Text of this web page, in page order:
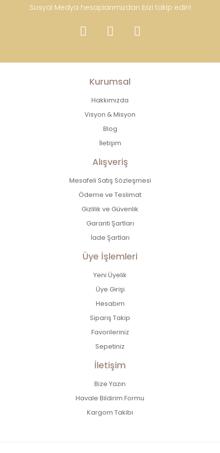
Sosyal Medya hesaplarımızdan bizi takip edin!
Kurumsal
Hakkımızda
Visyon & Misyon
Blog
İletişim
Alışveriş
Mesafeli Satış Sözleşmesi
Ödeme ve Teslimat
Gizlilik ve Güvenlik
Garanti Şartları
İade Şartları
Üye İşlemleri
Yeni Üyelik
Üye Girişi
Hesabım
Sipariş Takip
Favorileriniz
Sepetiniz
İletişim
Bize Yazın
Havale Bildirim Formu
Kargom Takibi